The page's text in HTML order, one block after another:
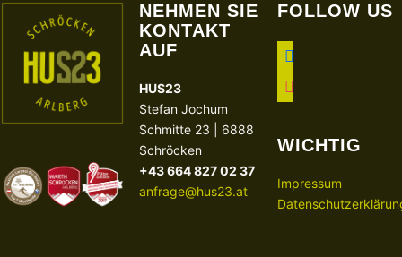
NEHMEN SIE
KONTAKT
AUF
HUS23
Stefan Jochum
Schmitte 23 | 6888
Schröcken
+43 664 827 02 37
anfrage@hus23.at
FOLLOW US
facebook
instagram
WICHTIG
Impressum